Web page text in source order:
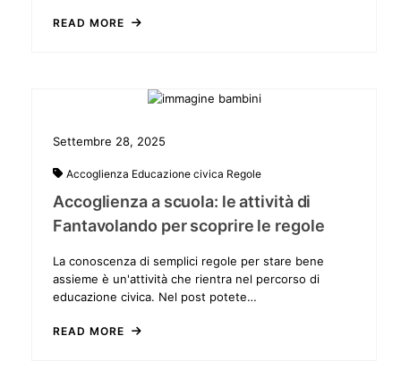
READ MORE
Settembre 28, 2025
Accoglienza Educazione civica Regole
Accoglienza a scuola: le attività di
Fantavolando per scoprire le regole
La conoscenza di semplici regole per stare bene
assieme è un'attività che rientra nel percorso di
educazione civica. Nel post potete…
READ MORE